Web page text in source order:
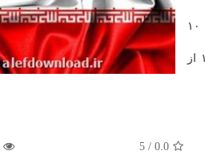
عمیدی عنوان کرد: افتتاحیه مراسم روز ۲۰ دی ماه جاری ساعت ۱۰
نمایشگاه تمبر ایران و چین بعد از افتتاح تا روز ۲۴ دی ماه ۱۴۰۰ از
0.0
/ 5